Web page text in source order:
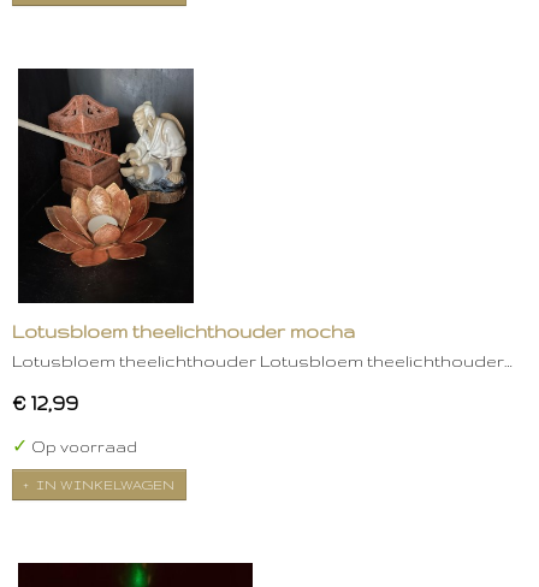
Lotusbloem theelichthouder mocha
Lotusbloem theelichthouder Lotusbloem theelichthouder…
€ 12,99
✓ Op voorraad
IN WINKELWAGEN